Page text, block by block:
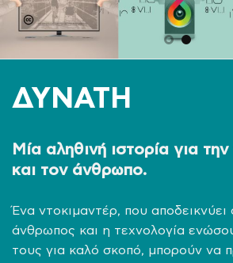
ΔΥΝΑΤΗ
Μία αληθινή ιστορία για
και τον άνθρωπο.
Ένα ντοκιμαντέρ, που αποδεικνύει
άνθρωπος και η τεχνολογία
τους για καλό σκοπό, μπορούν να